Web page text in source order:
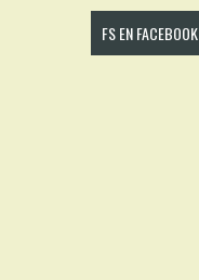
FS EN FACEBOOK